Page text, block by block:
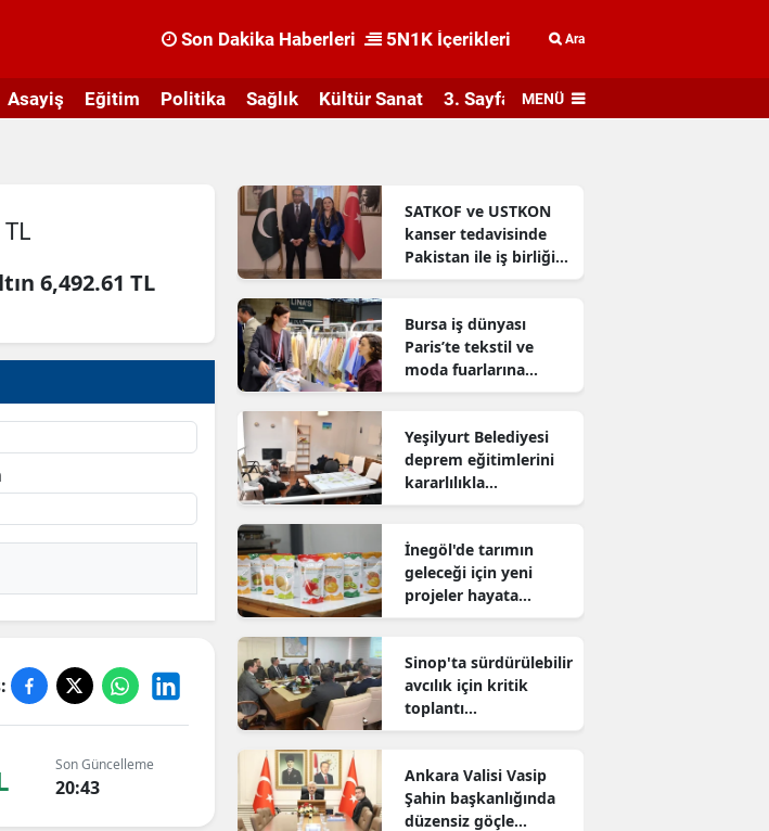
Son Dakika Haberleri 5N1K İçerikleri Ara
Asayiş Eğitim Politika Sağlık Kültür Sanat 3. Sayfa MENÜ
TL
6,492.61 TL
Son Güncelleme
20:43
SATKOF ve USTKON
kanser tedavisinde
Pakistan ile iş birliği
geliştiriyor
Bursa iş dünyası
Paris’te tekstil ve
moda fuarlarına
katıldı
Yeşilyurt Belediyesi
deprem eğitimlerini
kararlılıkla
sürdürüyor
İnegöl'de tarımın
geleceği için yeni
projeler hayata
geçiriliyor
Sinop'ta sürdürülebilir
avcılık için kritik
toplantı
gerçekleştirildi
Ankara Valisi Vasip
Şahin başkanlığında
düzensiz göçle